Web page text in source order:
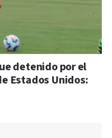
detenido por el
Estados Unidos: